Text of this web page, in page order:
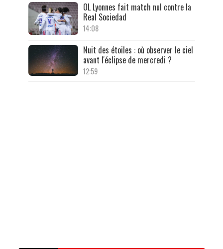
OL Lyonnes fait match nul contre la
Real Sociedad
14:08
Nuit des étoiles : où observer le ciel
avant l'éclipse de mercredi ?
12:59